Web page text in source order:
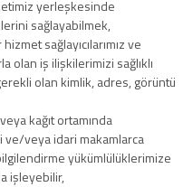
yerleşkesinde
sağlayabilmek,
sağlayıcılarımız ve
olan iş ilişkilerimizi sağlıklı
olan kimlik, adres, görüntü
kağıt ortamında
ve/veya idari makamlarca
yükümlülüklerimize
işleyebilir,